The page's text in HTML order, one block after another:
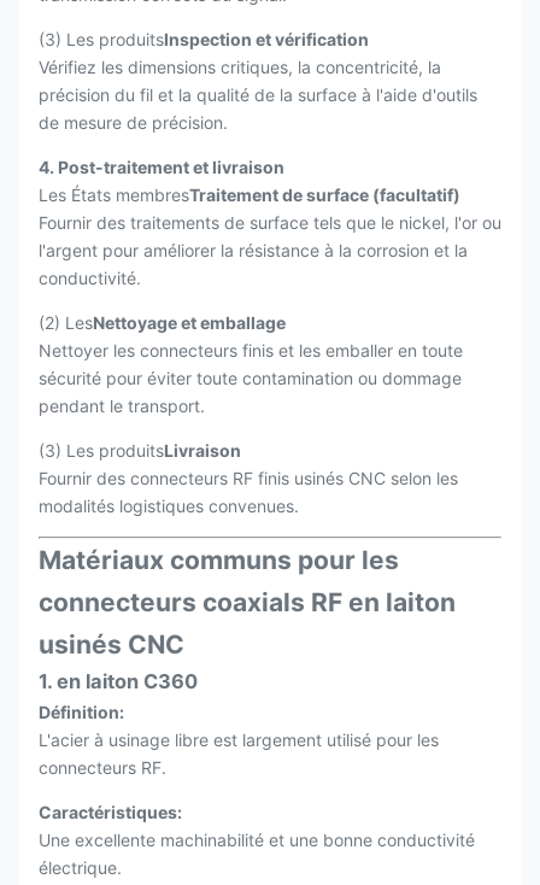
(3) Les produitsInspection et vérification
Vérifiez les dimensions critiques, la concentricité, la
précision du fil et la qualité de la surface à l'aide d'outils
de mesure de précision.
4. Post-traitement et livraison
Les États membresTraitement de surface (facultatif)
Fournir des traitements de surface tels que le nickel, l'or ou
l'argent pour améliorer la résistance à la corrosion et la
conductivité.
(2) LesNettoyage et emballage
Nettoyer les connecteurs finis et les emballer en toute
sécurité pour éviter toute contamination ou dommage
pendant le transport.
(3) Les produitsLivraison
Fournir des connecteurs RF finis usinés CNC selon les
modalités logistiques convenues.
Matériaux communs pour les
connecteurs coaxials RF en laiton
usinés CNC
1. en laiton C360
Définition:
L'acier à usinage libre est largement utilisé pour les
connecteurs RF.
Caractéristiques:
Une excellente machinabilité et une bonne conductivité
électrique.